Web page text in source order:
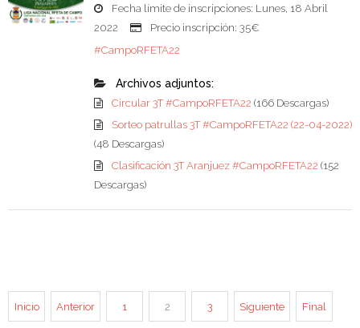
Fecha límite de inscripciones: Lunes, 18 Abril
2022
Precio inscripción: 35€
#CampoRFETA22
Archivos adjuntos:
Circular 3T #CampoRFETA22 (166 Descargas)
Sorteo patrullas 3T #CampoRFETA22 (22-04-2022)
(48 Descargas)
Clasificación 3T Aranjuez #CampoRFETA22 (152
Descargas)
Inicio Anterior 1 2 3 Siguiente Final